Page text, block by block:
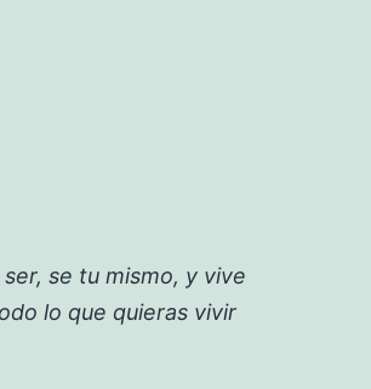
se tu mismo, y vive
lo que quieras vivir